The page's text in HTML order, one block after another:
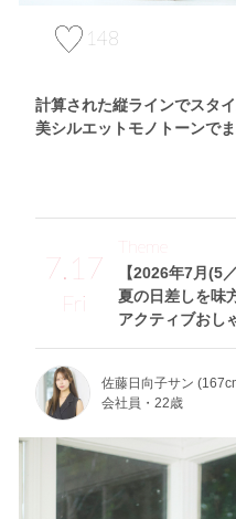
148
計算された縦ラインでスタ
美シルエットモノトーンで
7.17
Fri
【2026年7月(5
夏の日差しを味
アクティブおし
Theme
佐藤日向子サン
会社員・22歳